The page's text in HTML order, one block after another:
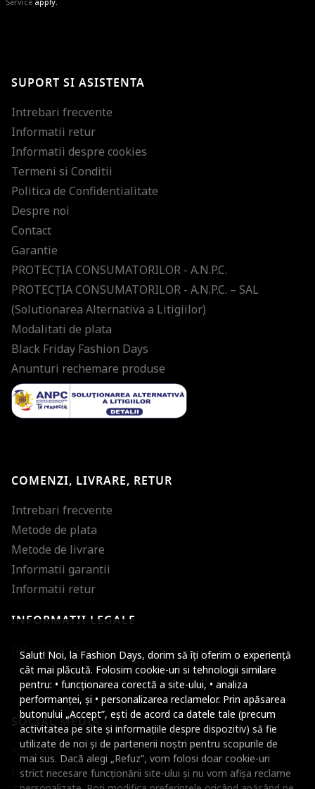
Salut! Noi, la Fashion Days, dorim să îți oferim o experiență
cât mai plăcută. Folosim cookie-uri si tehnologii similare
pentru: • funcționarea corectă a site-ului, • analiza
performanței, și • personalizarea reclamelor. Prin apăsarea
butonului „Accept”, ești de acord ca datele tale (precum
activitatea pe site și informațiile despre dispozitiv) să fie
utilizate de noi și de partenerii noștri pentru scopurile de
mai sus. Dacă alegi „Refuz”, vom folosi doar cookie-uri
strict necesare funcționării site-ului și nu vom afișa reclame
ultimele tendinte in moda!
SUPORT SI ASISTENTA
Intrebari frecvente
Informatii retur
Informatii despre cookies
Termeni si Conditii
Politica de Confidentialitate
Despre noi
Contact
Garantie
PROTECŢIA CONSUMATORILOR - A.N.P.C.
PROTECŢIA CONSUMATORILOR - A.N.P.C. – SAL
(Solutionarea Alternativa a Litigiilor)
Modalitati de plata
Black Friday Fashion Days
Anunturi rechemare produse
COMENZI, LIVRARE, RETUR
Intrebari frecvente
Metode de plata
Metode de livrare
Informatii garantii
Informatii retur
INFORMATII LEGALE
Informatii utile
SOCIAL MEDIA
Facebook
Instagram
Micsoreaza
Mareste spatierea
Micsoreaza
Mareste inaltimea
Micsoreaza